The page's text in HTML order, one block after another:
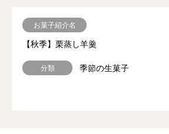
お菓子紹介名
【秋季】栗蒸し羊羹
分類 季節の生菓子